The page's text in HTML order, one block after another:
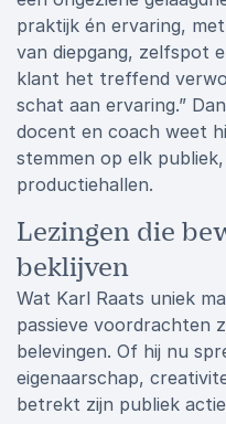
praktijk én ervaring,
van diepgang, zelfspot
klant het treffend
schat aan ervaring.”
docent en coach weet
stemmen op elk
productiehallen.
Lezingen die
beklijven
Wat Karl Raats uniek
passieve voordrachten
belevingen. Of hij nu
eigenaarschap,
betrekt zijn publiek